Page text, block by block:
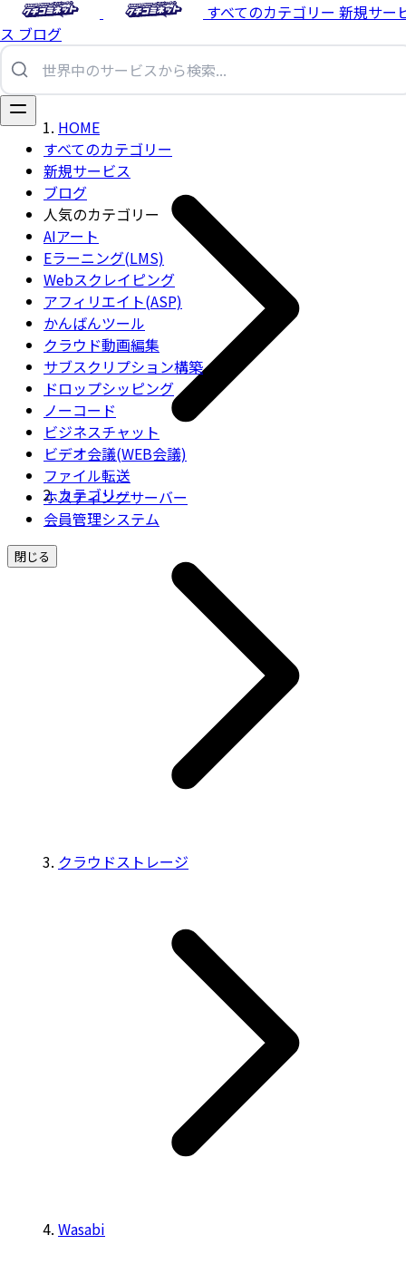
すべてのカテゴリー 新規サー
ス ブログ
すべてのカテゴリー
新規サービス
ブログ
人気のカテゴリー
AIアート
Eラーニング(LMS)
Webスクレイピング
アフィリエイト(ASP)
かんばんツール
クラウド動画編集
サブスクリプション構築
ドロップシッピング
ノーコード
ビジネスチャット
ビデオ会議(WEB会議)
ファイル転送
ホスティングサーバー
会員管理システム
閉じる
HOME
カテゴリー
クラウドストレージ
Wasabi